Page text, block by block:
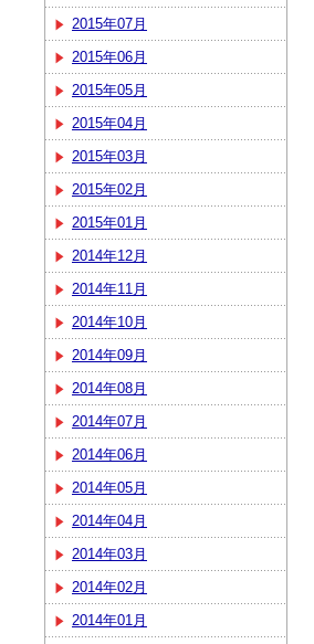
2015年07月
2015年06月
2015年05月
2015年04月
2015年03月
2015年02月
2015年01月
2014年12月
2014年11月
2014年10月
2014年09月
2014年08月
2014年07月
2014年06月
2014年05月
2014年04月
2014年03月
2014年02月
2014年01月